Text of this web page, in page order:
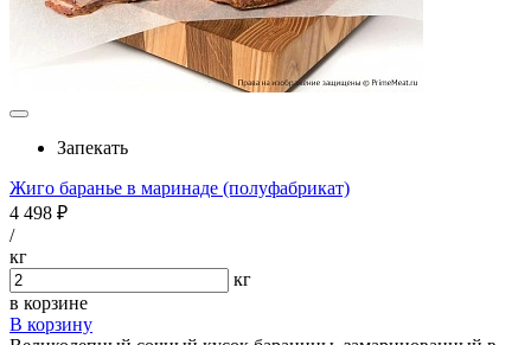
Запекать
Жиго баранье в маринаде (полуфабрикат)
4 498 ₽
/
кг
кг
в корзине
В корзину